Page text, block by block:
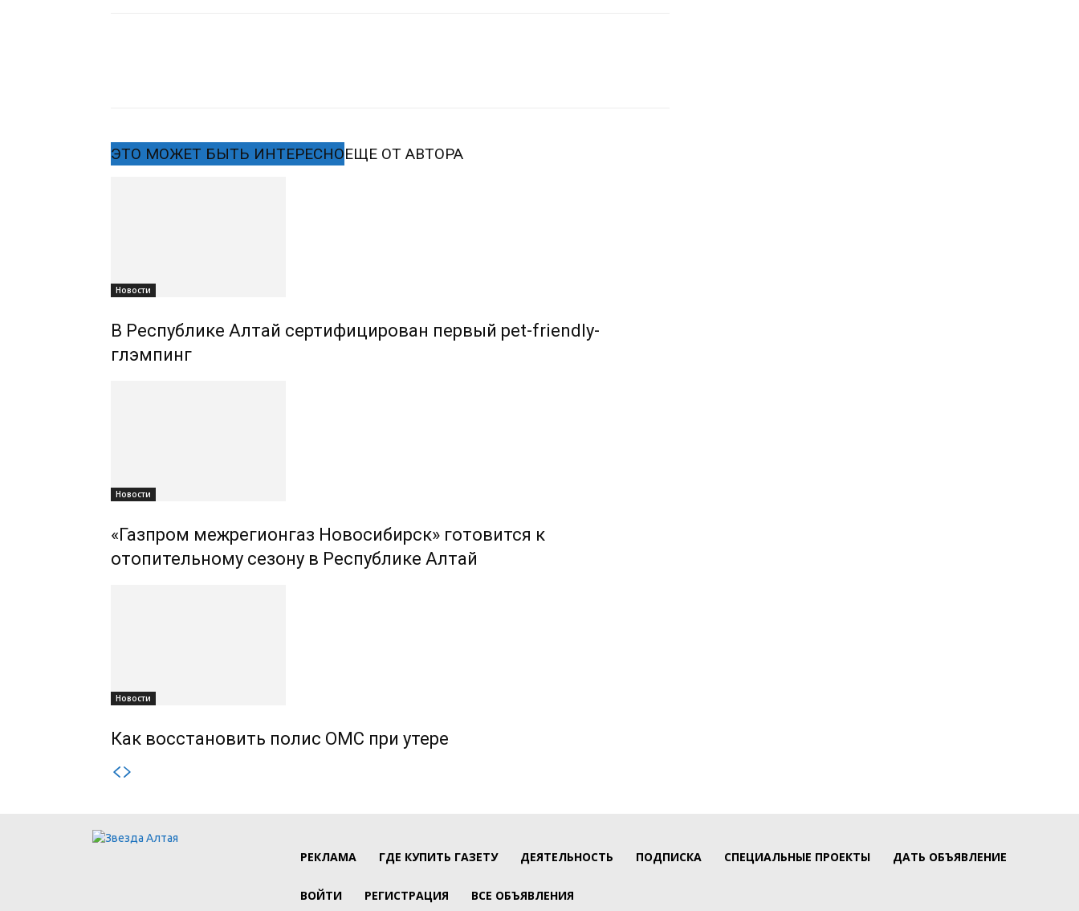
ЭТО МОЖЕТ БЫТЬ ИНТЕРЕСНОЕЩЕ ОТ АВТОРА
Новости
В Республике Алтай сертифицирован первый pet-friendly-
глэмпинг
Новости
«Газпром межрегионгаз Новосибирск» готовится к
отопительному сезону в Республике Алтай
Новости
Как восстановить полис ОМС при утере
РЕКЛАМА ГДЕ КУПИТЬ ГАЗЕТУ ДЕЯТЕЛЬНОСТЬ ПОДПИСКА СПЕЦИАЛЬНЫЕ ПРОЕКТЫ ДАТЬ ОБЪЯВЛЕНИЕ
ВОЙТИ РЕГИСТРАЦИЯ ВСЕ ОБЪЯВЛЕНИЯ